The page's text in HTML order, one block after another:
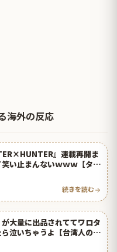
海外の反応
』連載再開ま
い止まんないｗｗｗ【タイ
続きを読む
大量に出品されててワロタ
泣いちゃうよ【台湾人の反